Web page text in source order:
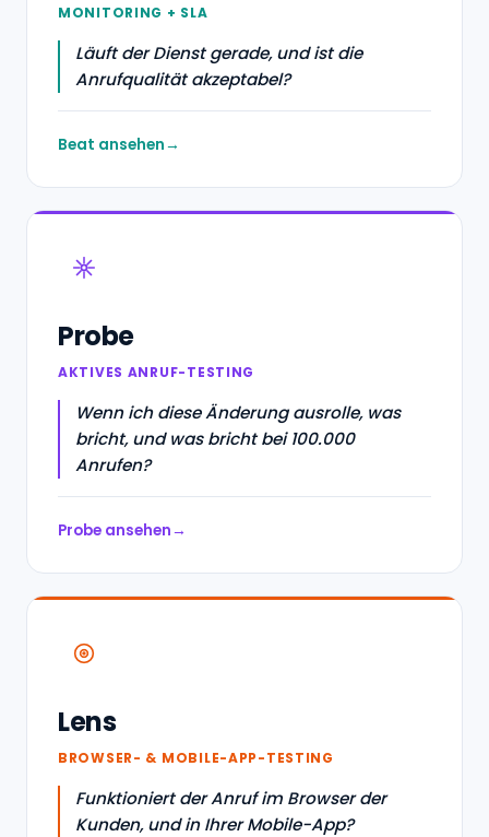
MONITORING + SLA
Läuft der Dienst gerade, und ist die
Anrufqualität akzeptabel?
Beat ansehen
Probe
AKTIVES ANRUF-TESTING
Wenn ich diese Änderung ausrolle, was
bricht, und was bricht bei 100.000
Anrufen?
Probe ansehen
Lens
BROWSER- & MOBILE-APP-TESTING
Funktioniert der Anruf im Browser der
Kunden, und in Ihrer Mobile-App?